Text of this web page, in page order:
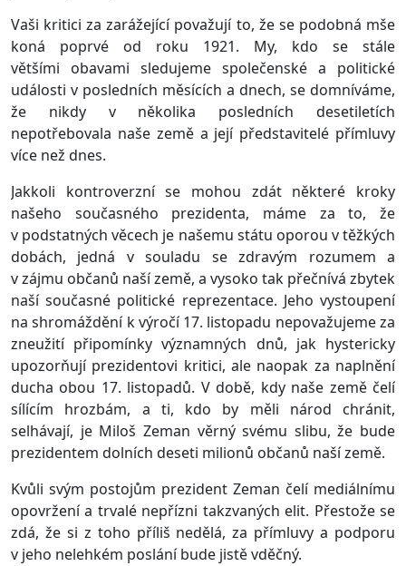
Vaši kritici za zarážející považují to, že se podobná mše
koná poprvé od roku 1921. My, kdo se stále
většími obavami sledujeme společenské a politické
události v posledních měsících a dnech, se domníváme,
že nikdy v několika posledních desetiletích
nepotřebovala naše země a její představitelé přímluvy
více než dnes.
Jakkoli kontroverzní se mohou zdát některé kroky
našeho současného prezidenta, máme za to, že
v podstatných věcech je našemu státu oporou v těžkých
dobách, jedná v souladu se zdravým rozumem a
v zájmu občanů naší země, a vysoko tak přečnívá zbytek
naší současné politické reprezentace. Jeho vystoupení
na shromáždění k výročí 17. listopadu nepovažujeme za
zneužití připomínky významných dnů, jak hystericky
upozorňují prezidentovi kritici, ale naopak za naplnění
ducha obou 17. listopadů. V době, kdy naše země čelí
sílícím hrozbám, a ti, kdo by měli národ chránit,
selhávají, je Miloš Zeman věrný svému slibu, že bude
prezidentem dolních deseti milionů občanů naší země.
Kvůli svým postojům prezident Zeman čelí mediálnímu
opovržení a trvalé nepřízni takzvaných elit. Přestože se
zdá, že si z toho příliš nedělá, za přímluvy a podporu
v jeho nelehkém poslání bude jistě vděčný.